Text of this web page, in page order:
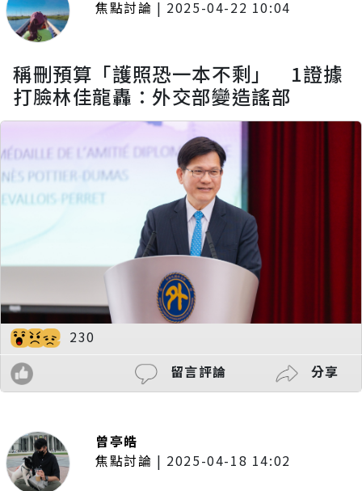
焦點討論 | 2025-04-22 10:04
稱刪預算「護照恐一本不剩」 1證據
打臉林佳龍轟：外交部變造謠部
230
留言評論
分享
曾亭皓
焦點討論 | 2025-04-18 14:02